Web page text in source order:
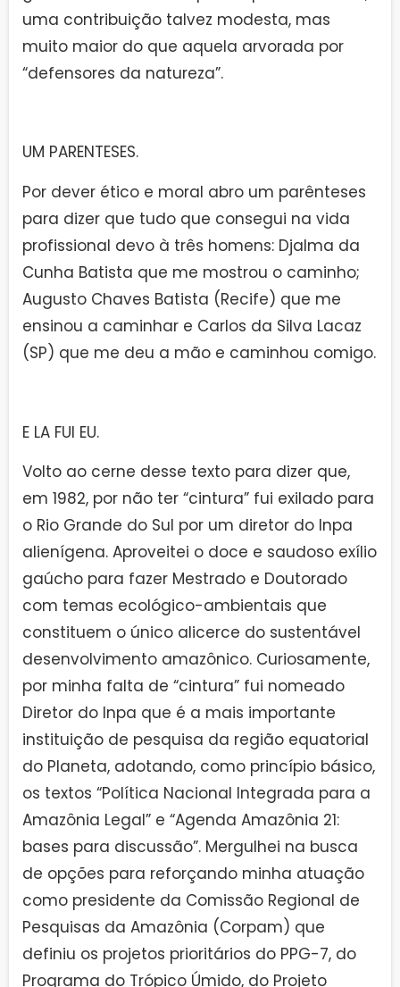
uma contribuição talvez modesta, mas
muito maior do que aquela arvorada por
“defensores da natureza”.
UM PARENTESES.
Por dever ético e moral abro um parênteses
para dizer que tudo que consegui na vida
profissional devo à três homens: Djalma da
Cunha Batista que me mostrou o caminho;
Augusto Chaves Batista (Recife) que me
ensinou a caminhar e Carlos da Silva Lacaz
(SP) que me deu a mão e caminhou comigo.
E LA FUI EU.
Volto ao cerne desse texto para dizer que,
em 1982, por não ter “cintura” fui exilado para
o Rio Grande do Sul por um diretor do Inpa
alienígena. Aproveitei o doce e saudoso exílio
gaúcho para fazer Mestrado e Doutorado
com temas ecológico-ambientais que
constituem o único alicerce do sustentável
desenvolvimento amazônico. Curiosamente,
por minha falta de “cintura” fui nomeado
Diretor do Inpa que é a mais importante
instituição de pesquisa da região equatorial
do Planeta, adotando, como princípio básico,
os textos “Política Nacional Integrada para a
Amazônia Legal” e “Agenda Amazônia 21:
bases para discussão”. Mergulhei na busca
de opções para reforçando minha atuação
como presidente da Comissão Regional de
Pesquisas da Amazônia (Corpam) que
definiu os projetos prioritários do PPG-7, do
Programa do Trópico Úmido, do Projeto